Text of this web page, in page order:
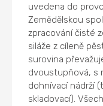
uvedena do
Zemědělskou
zpracování čisté
siláže z cíleně
surovina
dvoustupňová, s
dohnívací nádrží
skladovací).